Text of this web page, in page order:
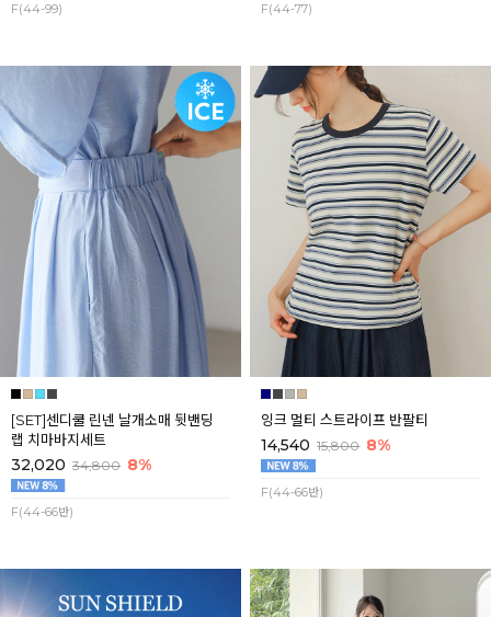
F(44-99) F(44-77)
[SET]센디쿨 린넨 날개소매 뒷밴딩
랩 치마바지세트
32,020 34,800 8%
F(44-66반)
잉크 멀티 스트라이프 반팔티
14,540 15,800 8%
F(44-66반)